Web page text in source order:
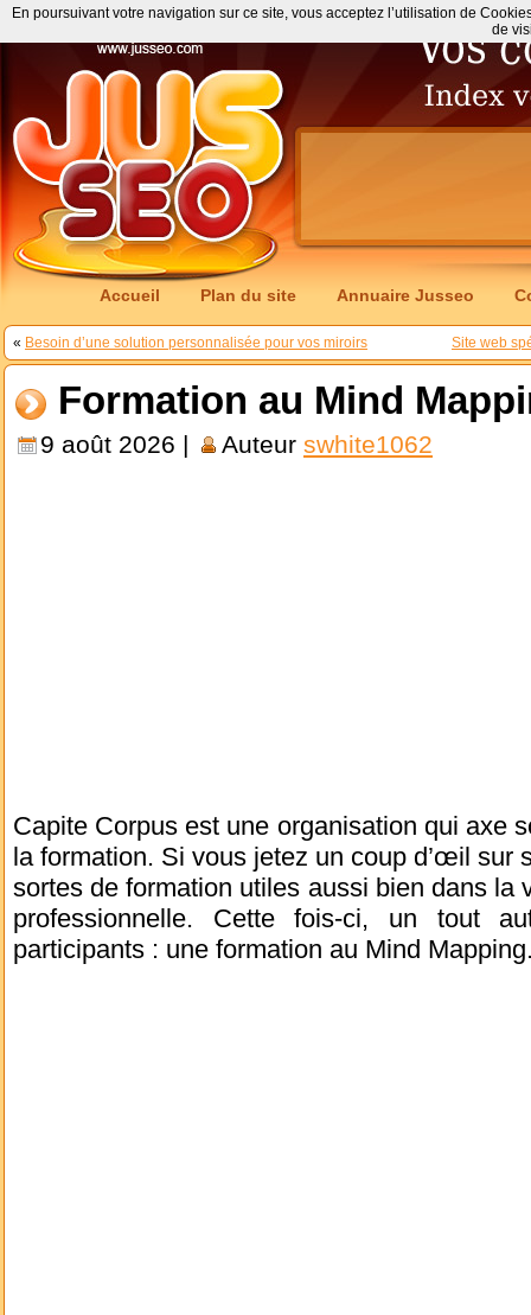
Accueil Plan du site Annuaire Jusseo
« Besoin d’une solution personnalisée pour vos miroirs Site web
Formation au Mind
9 août 2026 | Auteur swhite1062
Capite Corpus est une organisation qui axe
la formation. Si vous jetez un coup d’œil sur
sortes de formation utiles aussi bien dans la
professionnelle. Cette fois-ci, un tout
participants : une formation au Mind
En poursuivant votre navigation sur ce site, vous acceptez l’utilisation de
de